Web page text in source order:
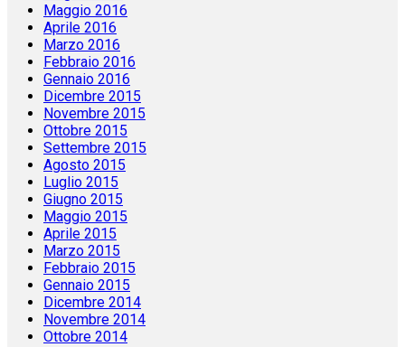
Maggio 2016
Aprile 2016
Marzo 2016
Febbraio 2016
Gennaio 2016
Dicembre 2015
Novembre 2015
Ottobre 2015
Settembre 2015
Agosto 2015
Luglio 2015
Giugno 2015
Maggio 2015
Aprile 2015
Marzo 2015
Febbraio 2015
Gennaio 2015
Dicembre 2014
Novembre 2014
Ottobre 2014